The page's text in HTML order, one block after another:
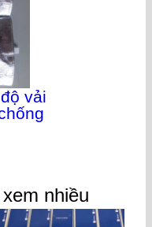
vải
nhiều